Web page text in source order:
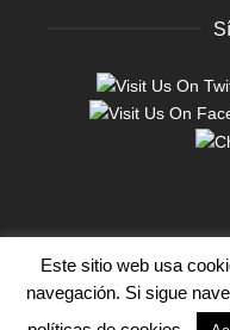
©2026 Escultura
Este sitio web usa
navegación. Si sigue